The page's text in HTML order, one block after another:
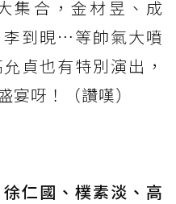
集合，金材昱、成
李到晛…等帥氣大噴
貞也有特別演出，
宴呀！（讚嘆）
仁國、樸素淡、高